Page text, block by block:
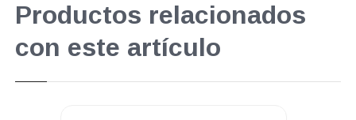
Productos relacionados
con este artículo